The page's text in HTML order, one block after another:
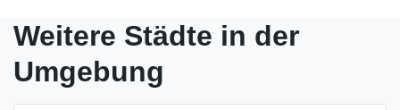
Weitere Städte in der
Umgebung